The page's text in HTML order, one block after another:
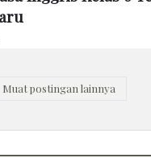
Muat postingan lainnya